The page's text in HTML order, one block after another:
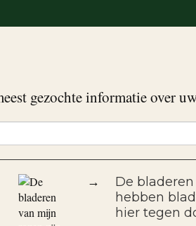
gezochte informatie over
→
De
hebben
hier tegen